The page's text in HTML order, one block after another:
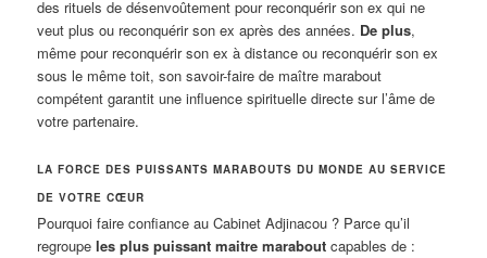
des rituels de désenvoûtement pour reconquérir son ex qui ne
veut plus ou reconquérir son ex après des années. De plus,
même pour reconquérir son ex à distance ou reconquérir son ex
sous le même toit, son savoir-faire de maître marabout
compétent garantit une influence spirituelle directe sur l’âme de
votre partenaire.
LA FORCE DES PUISSANTS MARABOUTS DU MONDE AU SERVICE
DE VOTRE CŒUR
Pourquoi faire confiance au Cabinet Adjinacou ? Parce qu’il
regroupeles plus puissant maitre marabout capables de :